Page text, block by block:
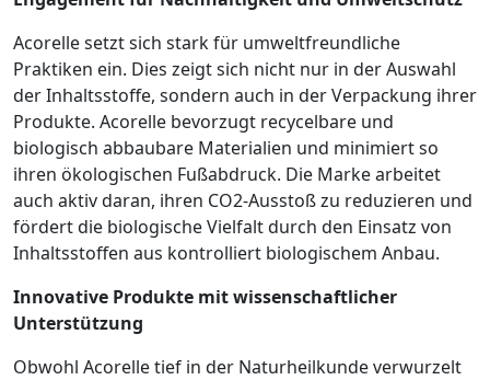
Acorelle setzt sich stark für umweltfreundliche
Praktiken ein. Dies zeigt sich nicht nur in der Auswahl
der Inhaltsstoffe, sondern auch in der Verpackung ihrer
Produkte. Acorelle bevorzugt recycelbare und
biologisch abbaubare Materialien und minimiert so
ihren ökologischen Fußabdruck. Die Marke arbeitet
auch aktiv daran, ihren CO2-Ausstoß zu reduzieren und
fördert die biologische Vielfalt durch den Einsatz von
Inhaltsstoffen aus kontrolliert biologischem Anbau.
Innovative Produkte mit wissenschaftlicher
Unterstützung
Obwohl Acorelle tief in der Naturheilkunde verwurzelt